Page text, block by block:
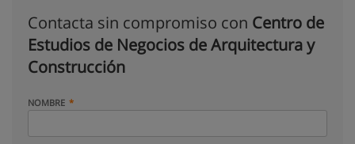
Contacta sin compromiso con Centro de
Estudios de Negocios de Arquitectura y
Construcción
NOMBRE